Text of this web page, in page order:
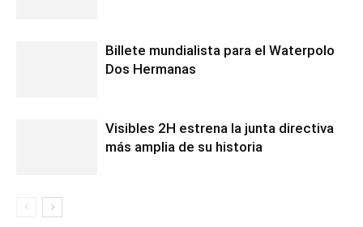
Billete mundialista para el Waterpolo
Dos Hermanas
Visibles 2H estrena la junta directiva
más amplia de su historia